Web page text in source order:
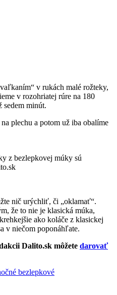
v rukách malé rožteky,
v rozohriatej rúre na 180
sedem minút.
plechu a potom už iba obalíme
z bezlepkovej múky sú
nič urýchliť, či „oklamať“.
že to nie je klasická múka,
ako koláče z klasickej
v niečom poponáhľate.
Dalito.sk môžete darovať
bezlepkové